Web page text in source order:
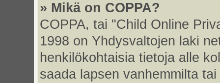
» Mikä on COPPA?
COPPA, tai "Child Online
1998 on Yhdysvaltojen laki
henkilökohtaisia tietoja alle
saada lapsen vanhemmilta